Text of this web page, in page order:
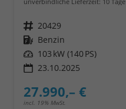
Fahrzeugnr. 20429
Kraftstoff Benzin
Leistung 103 kW (140 PS)
23.10.2025
27.990,– €
incl. 19% MwSt.